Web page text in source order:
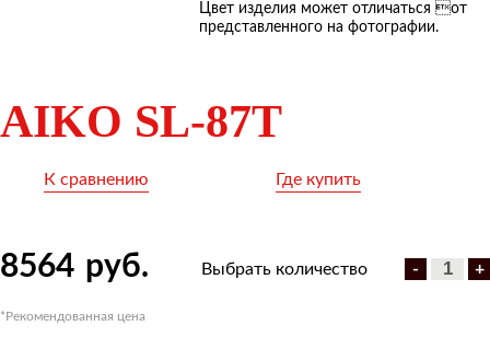
Цвет изделия может отличаться от
представленного на фотографии.
AIKO SL-87Т
К сравнению Где купить
8564 руб.
*Рекомендованная цена
Выбрать количество - +